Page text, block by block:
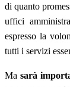
di quanto
uffici
espresso la
tutti i servizi
Ma sarà